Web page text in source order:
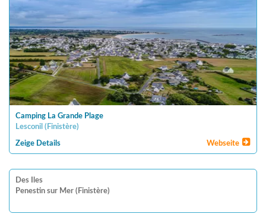
Camping La Grande Plage
Lesconil ( Finistère)
Zeige Details Webseite
Des Iles
Penestin sur Mer (Finistère)